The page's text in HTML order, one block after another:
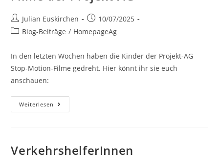
Julian Euskirchen
10/07/2025
Blog-Beiträge / HomepageAg
In den letzten Wochen haben die Kinder der Projekt-AG
Stop-Motion-Filme gedreht. Hier könnt ihr sie euch
anschauen:
Weiterlesen
VerkehrshelferInnen